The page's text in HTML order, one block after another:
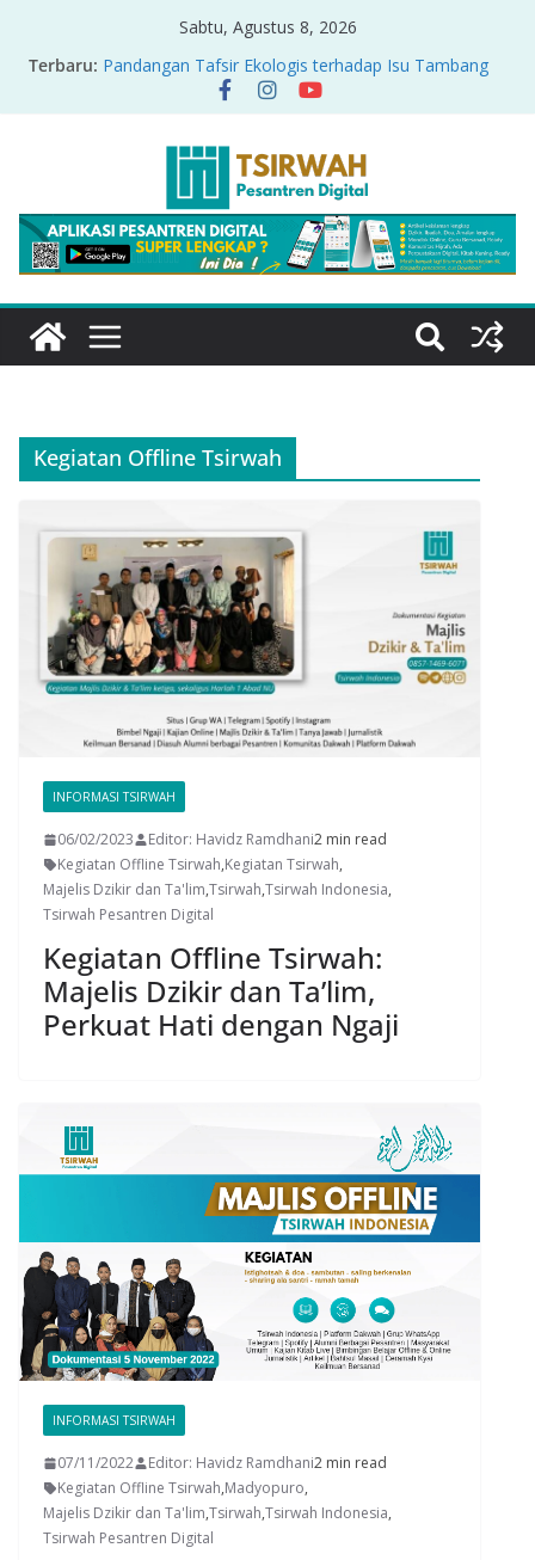
Sabtu, Agustus 8, 2026
Terbaru: Pandangan Tafsir Ekologis terhadap Isu Tambang
Nikel di Raja Ampat
PRODUK RELASI KUASA-IDIOLOGI PADA TAFSIR
Sirah Nabawiyah
Oversharing dan Privasi dalam Al-Qur’an: “Ketika
Ayat Bicara Soal Curhat di Sosmed”
Menyikapi Fatherless, Kisah Lukman Menjadi
Cerminan
Kegiatan Offline Tsirwah
INFORMASI TSIRWAH
06/02/2023 Editor: Havidz Ramdhani2 min read
Kegiatan Offline Tsirwah,Kegiatan Tsirwah,
Majelis Dzikir dan Ta'lim,Tsirwah,Tsirwah Indonesia,
Tsirwah Pesantren Digital
Kegiatan Offline Tsirwah:
Majelis Dzikir dan Ta’lim,
Perkuat Hati dengan Ngaji
INFORMASI TSIRWAH
07/11/2022 Editor: Havidz Ramdhani2 min read
Kegiatan Offline Tsirwah,Madyopuro,
Majelis Dzikir dan Ta'lim,Tsirwah,Tsirwah Indonesia,
Tsirwah Pesantren Digital